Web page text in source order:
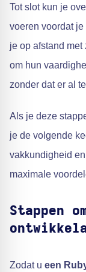
Tot slot kun je
voeren voordat
je op afstand
om hun
zonder dat er al
Als je deze
je de volgende
vakkundigheid
maximale
Stappen
Zodat u een